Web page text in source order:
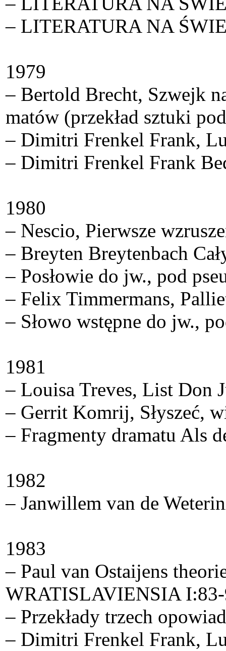
– LITERATURA NA
1979
– Bertold Brecht, Szwejk
matów (przekład sztuki
– Dimitri Frenkel Frank,
– Dimitri Frenkel Frank
1980
– Nescio, Pierwsze
– Breyten Breytenbach
– Posłowie do jw., pod
– Felix Timmermans,
– Słowo wstępne do jw.,
1981
– Louisa Treves, List Don
– Gerrit Komrij, Słyszeć,
– Fragmenty dramatu Als
1982
– Janwillem van de
1983
– Paul van Ostaijens
WRATISLAVIENSIA I:83-
– Przekłady trzech
– Dimitri Frenkel Frank,